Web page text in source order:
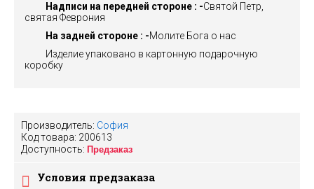
Надписи на передней стороне : -Святой Петр,
святая Феврония
На задней стороне : -Молите Бога о нас
Изделие упаковано в картонную подарочную
коробку
Производитель: София
Код товара: 200613
Доступность: Предзаказ
Условия предзаказа